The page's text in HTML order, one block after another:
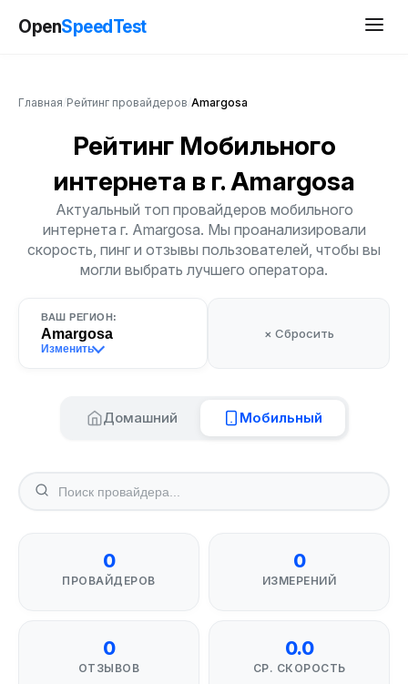
OpenSpeedTest
Главная Рейтинг провайдеров Amargosa
Рейтинг Мобильного
интернета в г. Amargosa
Актуальный топ провайдеров мобильного
интернета г. Amargosa. Мы проанализировали
скорость, пинг и отзывы пользователей, чтобы вы
могли выбрать лучшего оператора.
ВАШ РЕГИОН:
Amargosa
Изменить
× Сбросить
Домашний Мобильный
0
ПРОВАЙДЕРОВ
0
ИЗМЕРЕНИЙ
0
ОТЗЫВОВ
0.0
СР. СКОРОСТЬ